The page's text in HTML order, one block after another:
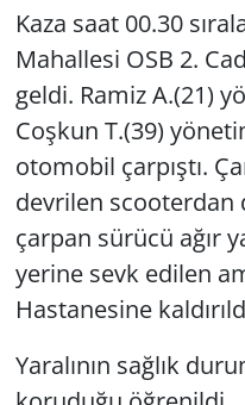
Kaza saat 00.30
Mahallesi OSB 2.
geldi. Ramiz A.(21)
Coşkun T.(39)
otomobil çarpıştı.
devrilen scooterdan
çarpan sürücü ağır
yerine sevk edilen
Hastanesine
Yaralının sağlık